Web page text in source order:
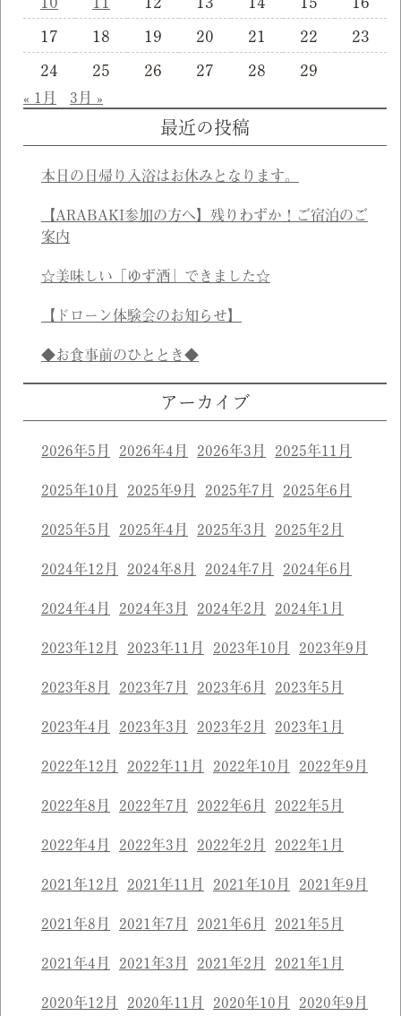
17
18 19 20 21 22
23
24
25 26 27 28 29
« 1月 3月 »
最近の投稿
本日の日帰り入浴はお休みとなります。
【ARABAKI参加の方へ】残りわずか！ご宿泊のご
案内
☆美味しい「ゆず酒」できました☆
【ドローン体験会のお知らせ】
◆お食事前のひととき◆
アーカイブ
2026年5月 2026年4月 2026年3月 2025年11月
2025年10月 2025年9月 2025年7月 2025年6月
2025年5月 2025年4月 2025年3月 2025年2月
2024年12月 2024年8月 2024年7月 2024年6月
2024年4月 2024年3月 2024年2月 2024年1月
2023年12月 2023年11月 2023年10月 2023年9月
2023年8月 2023年7月 2023年6月 2023年5月
2023年4月 2023年3月 2023年2月 2023年1月
2022年12月 2022年11月 2022年10月 2022年9月
2022年8月 2022年7月 2022年6月 2022年5月
2022年4月 2022年3月 2022年2月 2022年1月
2021年12月 2021年11月 2021年10月 2021年9月
2021年8月 2021年7月 2021年6月 2021年5月
2021年4月 2021年3月 2021年2月 2021年1月
2020年12月 2020年11月 2020年10月 2020年9月